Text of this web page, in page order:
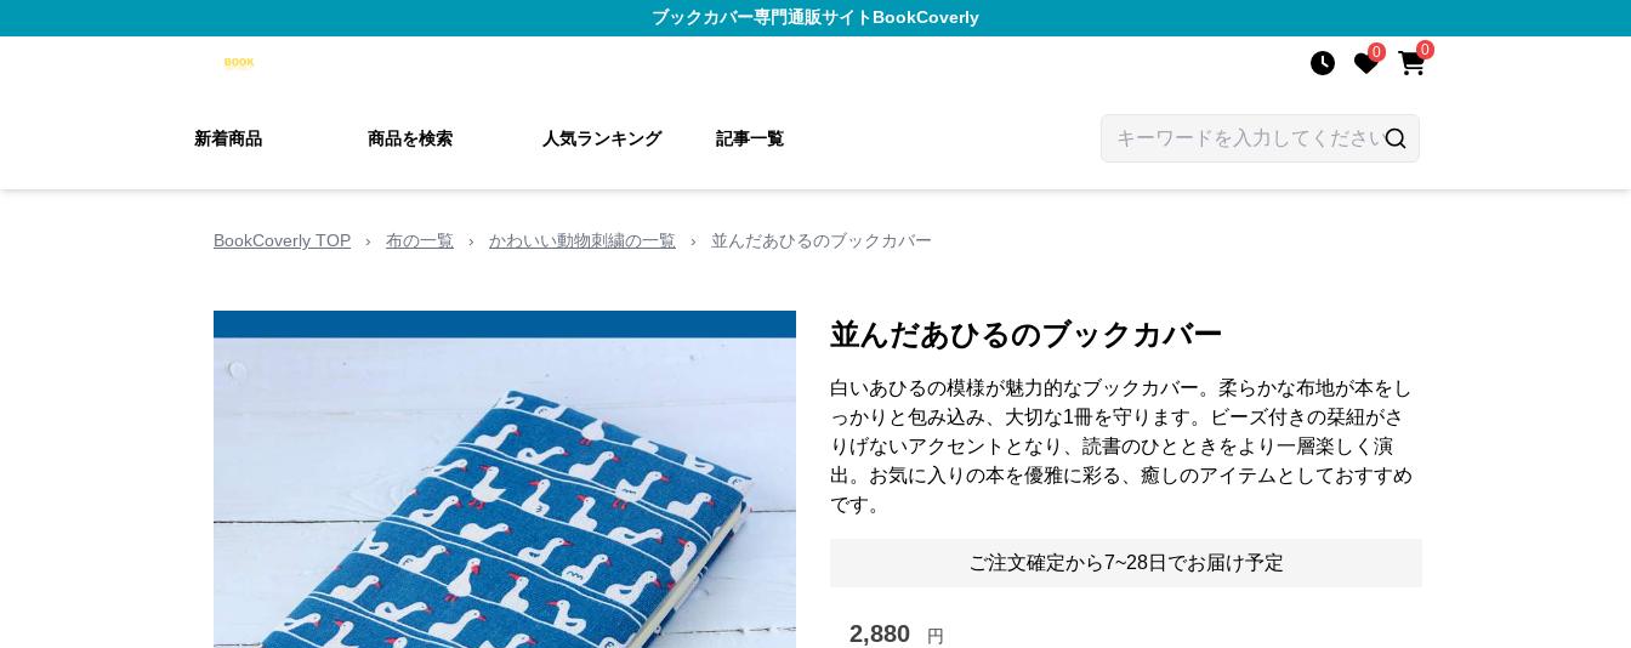
ブックカバー専門通販サイトBookCoverly
0 0
新着商品 商品を検索 人気ランキング 記事一覧
BookCoverly TOP › 布の一覧 › かわいい動物刺繍の一覧 › 並んだあひるのブックカバー
並んだあひるのブックカバー
白いあひるの模様が魅力的なブックカバー。柔らかな布地が本をし
っかりと包み込み、大切な1冊を守ります。ビーズ付きの栞紐がさ
りげないアクセントとなり、読書のひとときをより一層楽しく演
出。お気に入りの本を優雅に彩る、癒しのアイテムとしておすすめ
です。
ご注文確定から7~28日でお届け予定
2,880 円